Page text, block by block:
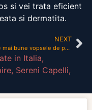
si vei trata eficient
si dermatita.
NEXT
top cele mai bune vopsele de par profesionale
in Italia,
, Sereni Capelli,